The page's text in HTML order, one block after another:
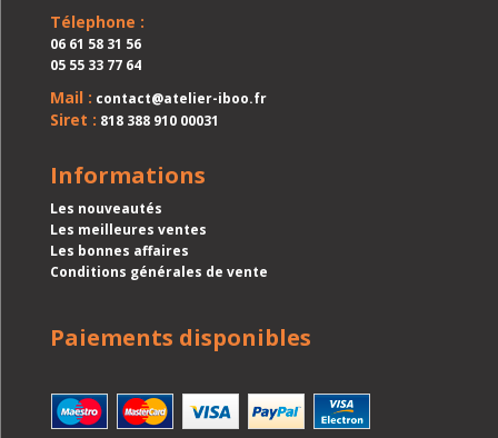
Télephone :
06 61 58 31 56
05 55 33 77 64
Mail : contact@atelier-iboo.fr
Siret : 818 388 910 00031
Informations
Les nouveautés
Les meilleures ventes
Les bonnes affaires
Conditions générales de vente
Paiements disponibles